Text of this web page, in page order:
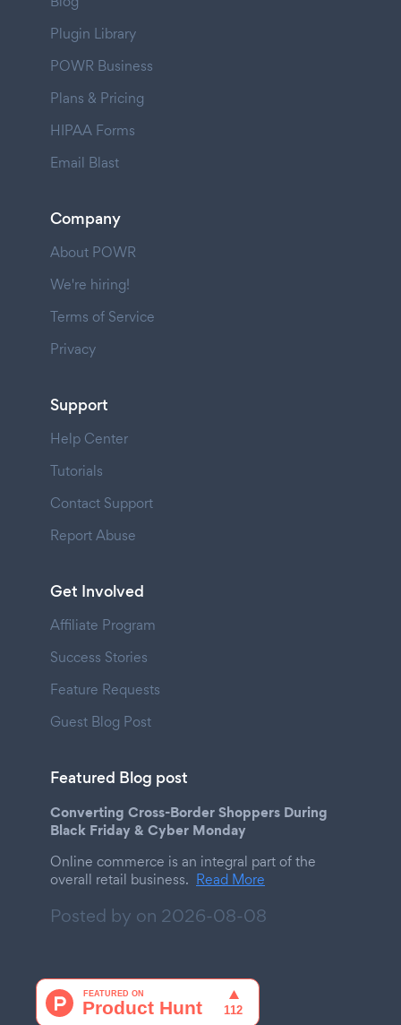
Plugin Library
POWR Business
Plans & Pricing
HIPAA Forms
Email Blast
Company
About POWR
We're hiring!
Terms of Service
Privacy
Support
Help Center
Tutorials
Contact Support
Report Abuse
Get Involved
Affiliate Program
Success Stories
Feature Requests
Guest Blog Post
Featured Blog post
Converting Cross-Border Shoppers During
Black Friday & Cyber Monday
Online commerce is an integral part of the
overall retail business. Read More
Posted by on 2026-08-08